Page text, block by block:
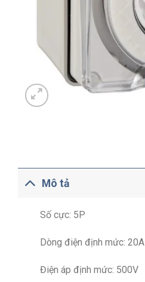
Mô tả
Số cực: 5P
Dòng điện định mức: 20A
Điện áp định mức: 500V